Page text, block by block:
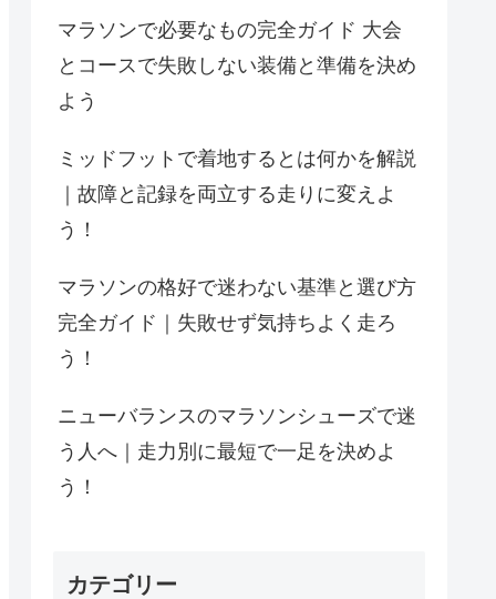
マラソンで必要なもの完全ガイド 大会
とコースで失敗しない装備と準備を決め
よう
ミッドフットで着地するとは何かを解説
｜故障と記録を両立する走りに変えよ
う！
マラソンの格好で迷わない基準と選び方
完全ガイド｜失敗せず気持ちよく走ろ
う！
ニューバランスのマラソンシューズで迷
う人へ｜走力別に最短で一足を決めよ
う！
カテゴリー